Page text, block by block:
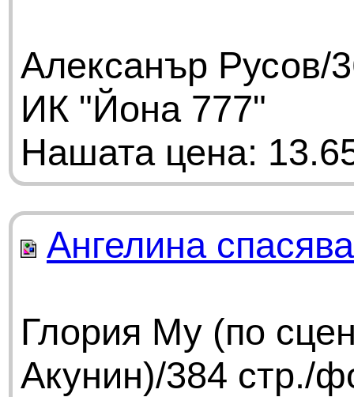
Алексанър Русов/
ИК "Йона 777"
Нашата цена:
Ангелина
Глория Му (по
Акунин)/384 стр./